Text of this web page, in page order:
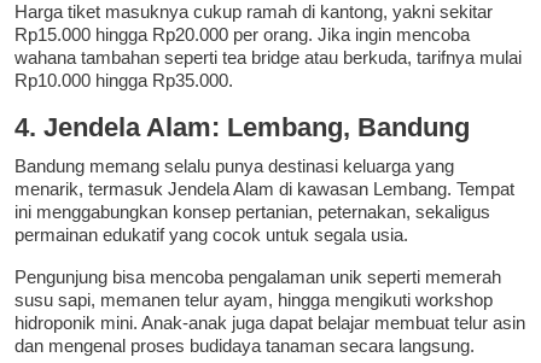
Harga tiket masuknya cukup ramah di kantong, yakni sekitar
Rp15.000 hingga Rp20.000 per orang. Jika ingin mencoba
wahana tambahan seperti tea bridge atau berkuda, tarifnya mulai
Rp10.000 hingga Rp35.000.
4. Jendela Alam: Lembang, Bandung
Bandung memang selalu punya destinasi keluarga yang
menarik, termasuk Jendela Alam di kawasan Lembang. Tempat
ini menggabungkan konsep pertanian, peternakan, sekaligus
permainan edukatif yang cocok untuk segala usia.
Pengunjung bisa mencoba pengalaman unik seperti memerah
susu sapi, memanen telur ayam, hingga mengikuti workshop
hidroponik mini. Anak-anak juga dapat belajar membuat telur asin
dan mengenal proses budidaya tanaman secara langsung.